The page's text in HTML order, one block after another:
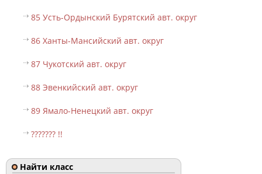
85 Усть-Ордынский Бурятский авт. округ
86 Ханты-Мансийский авт. округ
87 Чукотский авт. округ
88 Эвенкийский авт. округ
89 Ямало-Ненецкий авт. округ
??????? !!
Найти класс